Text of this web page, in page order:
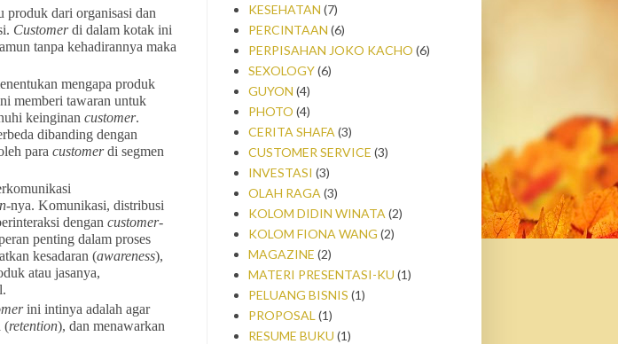
produk dari organisasi dan
Customerdi dalam kotak ini
tanpa kehadirannya maka
mengapa produk
memberi tawaran untuk
keinginan customer.
dibanding dengan
para customerdi segmen
-nya. Komunikasi, distribusi
dengan customer-
penting dalam proses
kesadaran (awareness),
atau jasanya,
ini intinya adalah agar
(retention), dan menawarkan
KESEHATAN (7)
PERCINTAAN (6)
PERPISAHAN JOKO KACHO (6)
SEXOLOGY(6)
GUYON (4)
PHOTO (4)
CERITA SHAFA (3)
CUSTOMER SERVICE (3)
INVESTASI (3)
OLAH RAGA (3)
KOLOM DIDIN WINATA (2)
KOLOM FIONA WANG (2)
MAGAZINE (2)
MATERI PRESENTASI-KU (1)
PELUANG BISNIS (1)
PROPOSAL (1)
RESUME BUKU (1)